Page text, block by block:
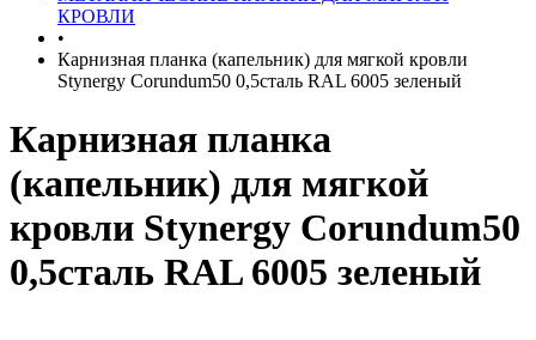
КРОВЛИ
•
Карнизная планка (капельник) для мягкой кровли
Stynergy Corundum50 0,5сталь RAL 6005 зеленый
Карнизная планка
(капельник) для мягкой
кровли Stynergy Corundum50
0,5сталь RAL 6005 зеленый